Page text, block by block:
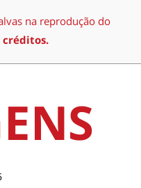
na reprodução do
créditos.